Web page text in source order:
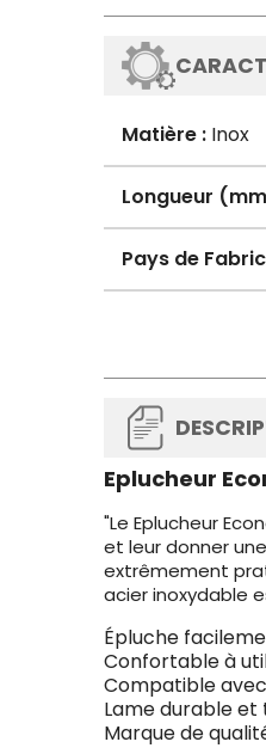
Matière : Inox
Longueur
Pays de
Eplucheur
"Le Eplucheur
et leur donner
extrêmement
acier inoxydable
Épluche
Confortable à
Compatible
Lame durable
Marque de